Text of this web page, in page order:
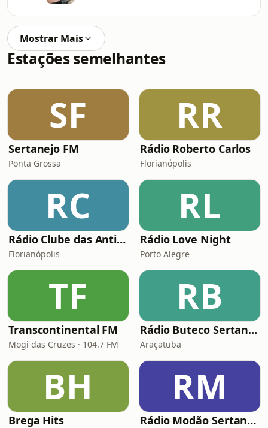
Mostrar Mais
Estações semelhantes
SF
Sertanejo FM
Ponta Grossa
RR
Rádio Roberto Carlos
Florianópolis
RC
Rádio Clube das Antigas Floripa
Florianópolis
RL
Rádio Love Night
Porto Alegre
TF
Transcontinental FM
Mogi das Cruzes · 104.7 FM
RB
Rádio Buteco Sertanejo
Araçatuba
BH
Brega Hits
RM
Rádio Modão Sertanejo